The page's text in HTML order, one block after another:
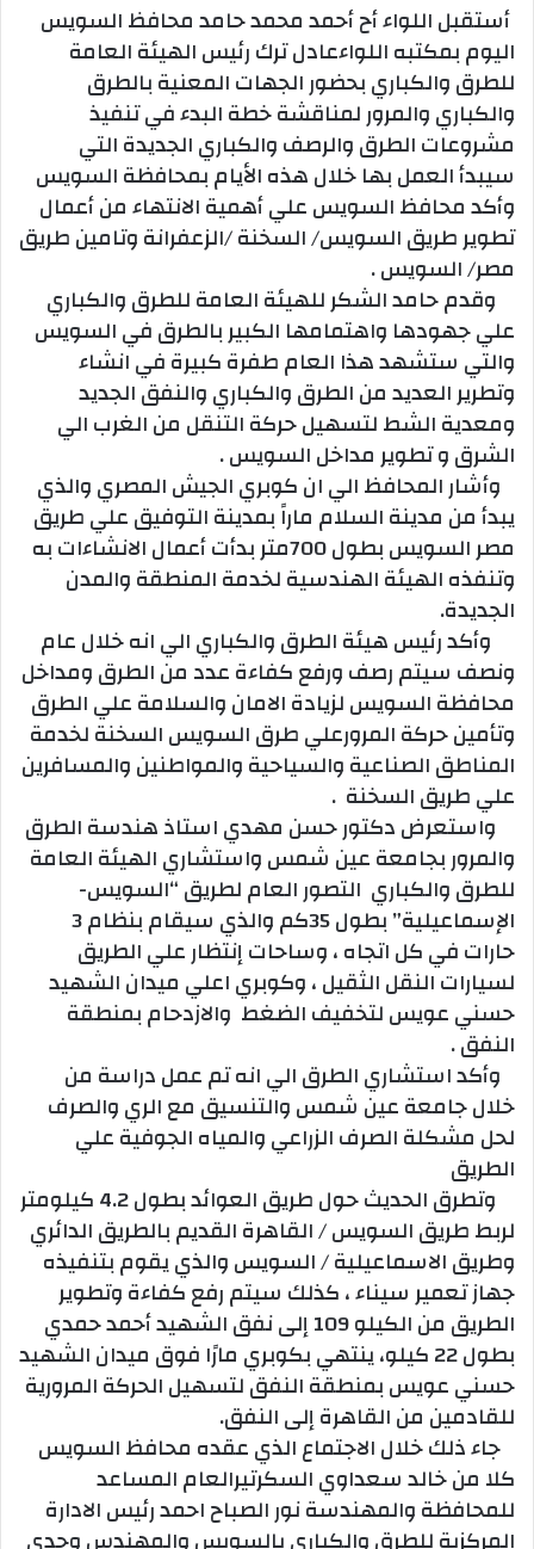
أستقبل اللواء أح أحمد محمد حامد محافظ السويس
اليوم بمكتبه اللواءعادل ترك رئيس الهيئة العامة
للطرق والكباري بحضور الجهات المعنية بالطرق
والكباري والمرور لمناقشة خطة البدء في تنفيذ
مشروعات الطرق والرصف والكباري الجديدة التي
سيبدأ العمل بها خلال هذه الأيام بمحافظة السويس
وأكد محافظ السويس علي أهمية الانتهاء من أعمال
تطوير طريق السويس/ السخنة /الزعفرانة وتامين طريق
مصر/ السويس .
وقدم حامد الشكر للهيئة العامة للطرق والكباري
علي جهودها واهتمامها الكبير بالطرق في السويس
والتي ستشهد هذا العام طفرة كبيرة في انشاء
وتطرير العديد من الطرق والكباري والنفق الجديد
ومعدية الشط لتسهيل حركة التنقل من الغرب الي
الشرق و تطوير مداخل السويس .
وأشار المحافظ الي ان كوبري الجيش المصري والذي
يبدأ من مدينة السلام ماراً بمدينة التوفيق علي طريق
مصر السويس بطول 700متر بدأت أعمال الانشاءات به
وتنفذه الهيئة الهندسية لخدمة المنطقة والمدن
الجديدة.
وأكد رئيس هيئة الطرق والكباري الي انه خلال عام
ونصف سيتم رصف ورفع كفاءة عدد من الطرق ومداخل
محافظة السويس لزيادة الامان والسلامة علي الطرق
وتأمين حركة المرورعلي طرق السويس السخنة لخدمة
المناطق الصناعية والسياحية والمواطنين والمسافرين
علي طريق السخنة .
واستعرض دكتور حسن مهدي استاذ هندسة الطرق
والمرور بجامعة عين شمس واستشاري الهيئة العامة
للطرق والكباري التصور العام لطريق “السويس-
الإسماعيلية” بطول 35كم والذي سيقام بنظام 3
حارات في كل اتجاه ، وساحات إنتظار علي الطريق
لسيارات النقل الثقيل ، وكوبري اعلي ميدان الشهيد
حسني عويس لتخفيف الضغط والازدحام بمنطقة
النفق .
وأكد استشاري الطرق الي انه تم عمل دراسة من
خلال جامعة عين شمس والتنسيق مع الري والصرف
لحل مشكلة الصرف الزراعي والمياه الجوفية علي
الطريق
وتطرق الحديث حول طريق العوائد بطول 4.2 كيلومتر
لربط طريق السويس / القاهرة القديم بالطريق الدائري
وطريق الاسماعيلية / السويس والذي يقوم بتنفيذه
جهاز تعمير سيناء ، كذلك سيتم رفع كفاءة وتطوير
الطريق من الكيلو 109 إلى نفق الشهيد أحمد حمدي
بطول 22 كيلو، ينتهي بكوبري مارًا فوق ميدان الشهيد
حسني عويس بمنطقة النفق لتسهيل الحركة المرورية
للقادمين من القاهرة إلى النفق.
جاء ذلك خلال الاجتماع الذي عقده محافظ السويس
كلا من خالد سعداوي السكرتيرالعام المساعد
للمحافظة والمهندسة نور الصباح احمد رئيس الادارة